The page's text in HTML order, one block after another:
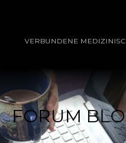
VERBUNDENE
FORUM